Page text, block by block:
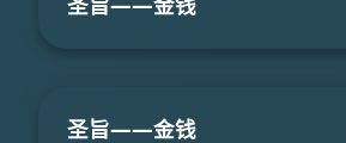
圣旨――金钱
圣旨――金钱